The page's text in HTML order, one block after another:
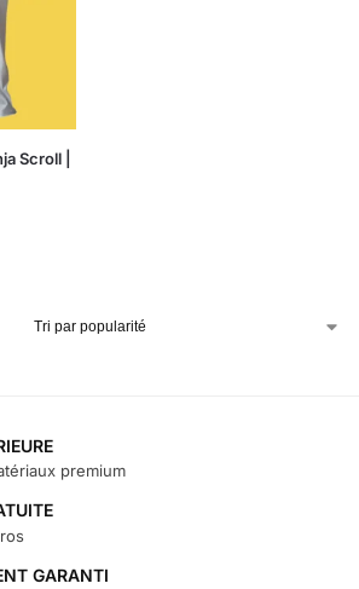
Scroll |
premium
GARANTI